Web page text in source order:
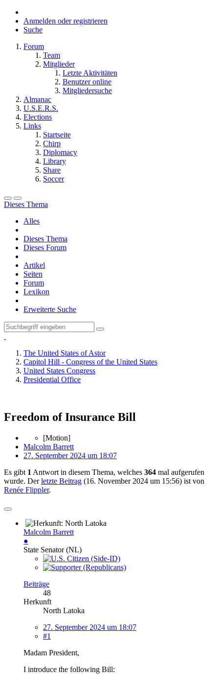
Anmelden oder registrieren
Suche
Forum
Team
Mitglieder
Letzte Aktivitäten
Benutzer online
Mitgliedersuche
Almanac
U.S.E.R.S.
Elections
Links
Startseite
Chirp
Diplomacy
Library
Share
Soccer
Dieses Thema
Alles
Dieses Thema
Dieses Forum
Artikel
Seiten
Forum
Lexikon
Erweiterte Suche
The United States of Astor
Capitol Hill - Congress of the United States
United States Congress
Presidential Office
Freedom of Insurance Bill
[Motion]
Malcolm Barrett
27. September 2024 um 18:07
Es gibt 1 Antwort in diesem Thema, welches 364 mal aufgerufen
wurde. Derletzte Beitrag (16. November 2024 um 15:56) ist von
Renée Flippler.
Malcolm Barrett
●
State Senator (NL)
Beiträge
48
Herkunft
North Latoka
27. September 2024 um 18:07
#1
Madam President,
I introduce the following Bill: